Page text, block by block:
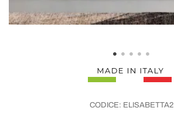
CODICE: ELISABETTA2